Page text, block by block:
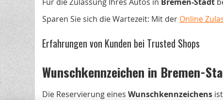
Sparen Sie sich die Wartezeit: Mit der Online
Erfahrungen von Kunden bei Trusted Shops
Wunschkennzeichen in Bremen-
Die Reservierung eines Wunschkennzeichens